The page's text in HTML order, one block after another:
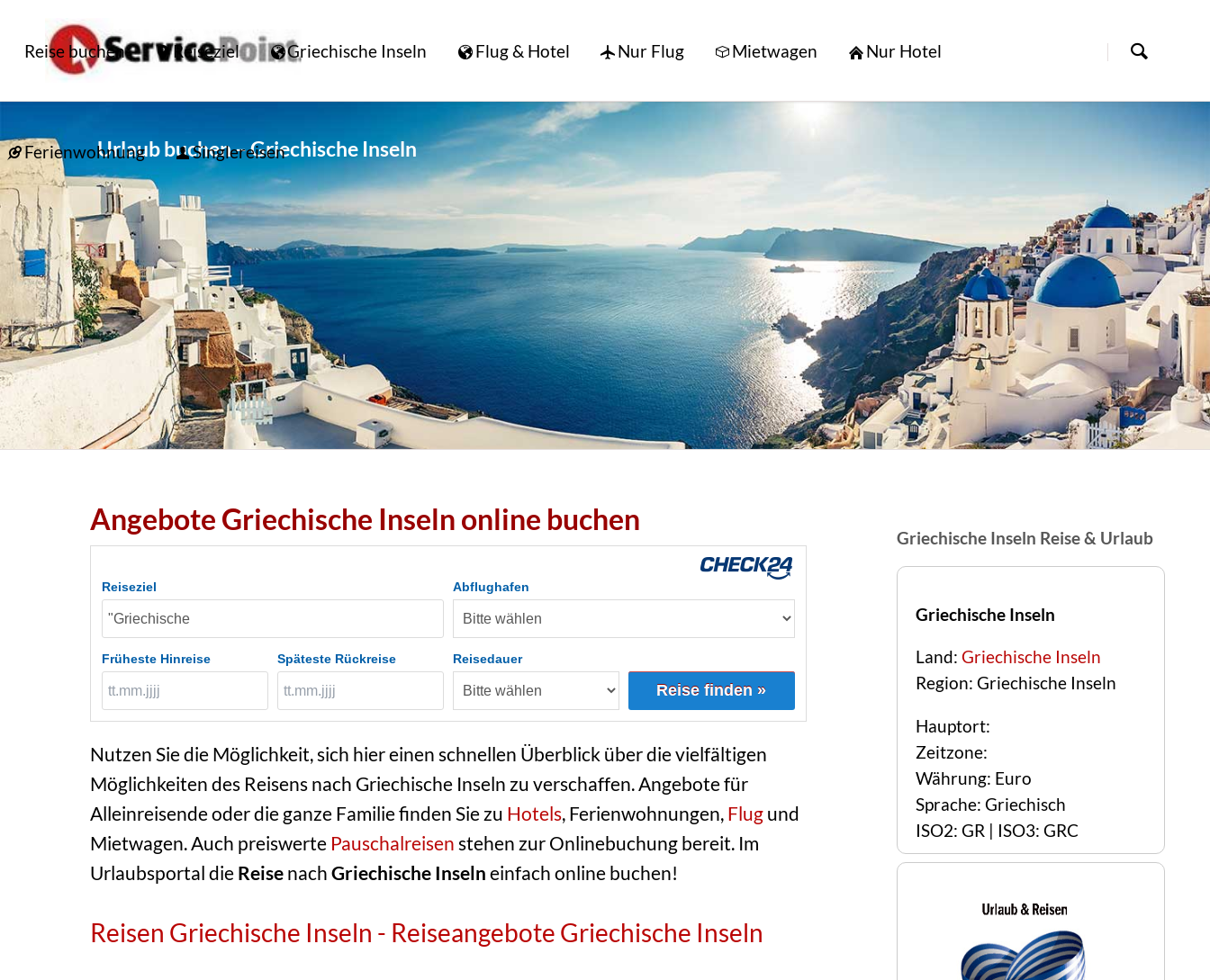
Reise buchen Reiseziel Griechische Inseln Flug & Hotel Nur Flug Mietwagen Nur Hotel
Ferienwohnung Singlereisen
Urlaub buchen – Griechische Inseln
Angebote Griechische Inseln online buchen
Reiseziel Abflughafen
Früheste Hinreise Späteste Rückreise Reisedauer
Reise finden »
Nutzen Sie die Möglichkeit, sich hier einen schnellen Überblick über die vielfältigen
Möglichkeiten des Reisens nach Griechische Inseln zu verschaffen. Angebote für
Alleinreisende oder die ganze Familie finden Sie zu Hotels, Ferienwohnungen,Flugund
Mietwagen. Auch preiswertePauschalreisenstehen zur Onlinebuchung bereit. Im
Urlaubsportal dieReisenachGriechische Inselneinfach online buchen!
Reisen Griechische Inseln - Reiseangebote Griechische Inseln
Griechische Inseln Reise & Urlaub
Griechische Inseln
Land: Griechische Inseln
Region: Griechische Inseln
Hauptort:
Zeitzone:
Währung: Euro
Sprache: Griechisch
ISO2: GR | ISO3: GRC